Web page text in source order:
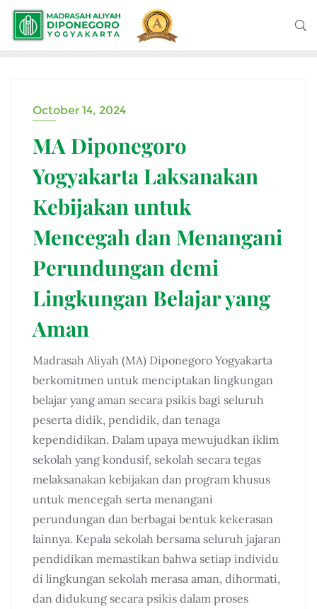
October 14, 2024
MA Diponegoro
Yogyakarta Laksanakan
Kebijakan untuk
Mencegah dan Menangani
Perundungan demi
Lingkungan Belajar yang
Aman
Madrasah Aliyah (MA) Diponegoro Yogyakarta
berkomitmen untuk menciptakan lingkungan
belajar yang aman secara psikis bagi seluruh
peserta didik, pendidik, dan tenaga
kependidikan. Dalam upaya mewujudkan iklim
sekolah yang kondusif, sekolah secara tegas
melaksanakan kebijakan dan program khusus
untuk mencegah serta menangani
perundungan dan berbagai bentuk kekerasan
lainnya. Kepala sekolah bersama seluruh jajaran
pendidikan memastikan bahwa setiap individu
di lingkungan sekolah merasa aman, dihormati,
dan didukung secara psikis dalam proses